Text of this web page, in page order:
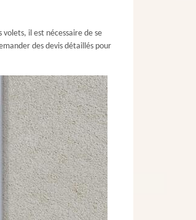
il est nécessaire de se
des devis détaillés pour